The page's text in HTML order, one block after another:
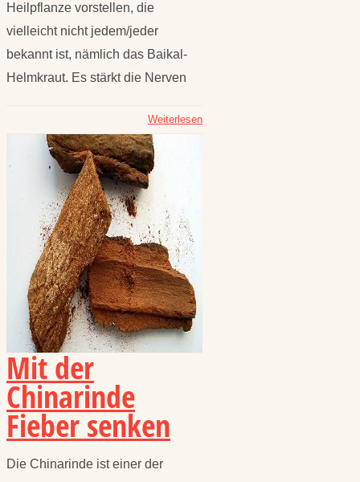
Heilpflanze vorstellen, die
vielleicht nicht jedem/jeder
bekannt ist, nämlich das Baikal-
Helmkraut. Es stärkt die Nerven
Weiterlesen
Mit der
Chinarinde
Fieber senken
Die Chinarinde ist einer der